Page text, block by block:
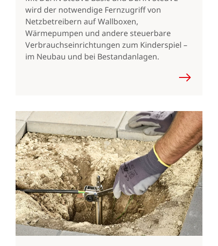
wird der notwendige Fernzugriff von
Netzbetreibern auf Wallboxen,
Wärmepumpen und andere steuerbare
Verbrauchseinrichtungen zum Kinderspiel –
im Neubau und bei Bestandanlagen.